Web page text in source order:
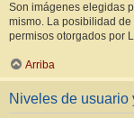
Son imágenes elegidas
mismo. La posibilidad
permisos otorgados por
Arriba
Niveles de usuario